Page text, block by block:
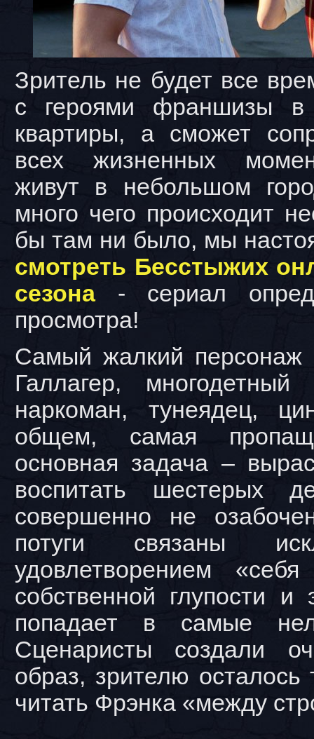
Зритель не будет все
с героями франшизы в
квартиры, а сможет
всех жизненных
живут в небольшом
много чего происходит
бы там ни было, мы
смотреть Бесстыжих
сезона- сериал
просмотра!
Самый жалкий персонаж
Галлагер,
наркоман, тунеядец,
общем, самая
основная задача –
воспитать шестерых
совершенно не
потуги связаны
удовлетворением
собственной глупости и
попадает в самые
Сценаристы создали
образ, зрителю осталось
читать Фрэнка «между